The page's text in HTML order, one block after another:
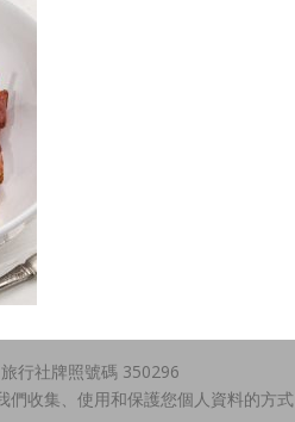
行社牌照號碼 350296
們收集、使用和保護您個人資料的方式